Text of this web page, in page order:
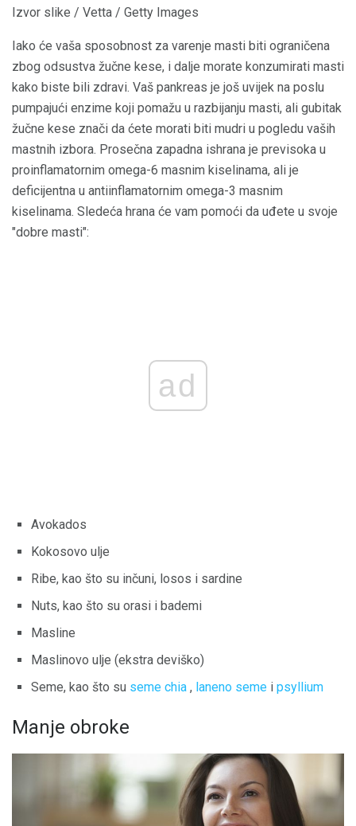
Izvor slike / Vetta / Getty Images
Iako će vaša sposobnost za varenje masti biti ograničena
zbog odsustva žučne kese, i dalje morate konzumirati masti
kako biste bili zdravi. Vaš pankreas je još uvijek na poslu
pumpajući enzime koji pomažu u razbijanju masti, ali gubitak
žučne kese znači da ćete morati biti mudri u pogledu vaših
mastnih izbora. Prosečna zapadna ishrana je previsoka u
proinflamatornim omega-6 masnim kiselinama, ali je
deficijentna u antiinflamatornim omega-3 masnim
kiselinama. Sledeća hrana će vam pomoći da uđete u svoje
"dobre masti":
ad
Avokados
Kokosovo ulje
Ribe, kao što su inčuni, losos i sardine
Nuts, kao što su orasi i bademi
Masline
Maslinovo ulje (ekstra deviško)
Seme, kao što su seme chia , laneno seme i psyllium
Manje obroke